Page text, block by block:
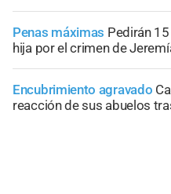
Penas máximas Pedirán
hija por el crimen de
Encubrimiento agravado
reacción de sus abuelos